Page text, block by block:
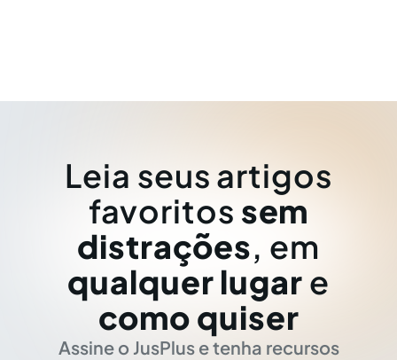
Leia seus artigos
favoritos sem
distrações, em
qualquer lugar e
como quiser
Assine o JusPlus e tenha recursos